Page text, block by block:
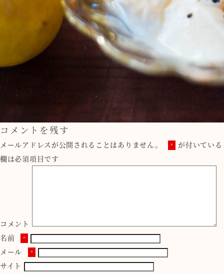
コメントを残す
メールアドレスが公開されることはありません。 *
が付いている
欄は必須項目です
コメント
名前
*
メール *
サイト